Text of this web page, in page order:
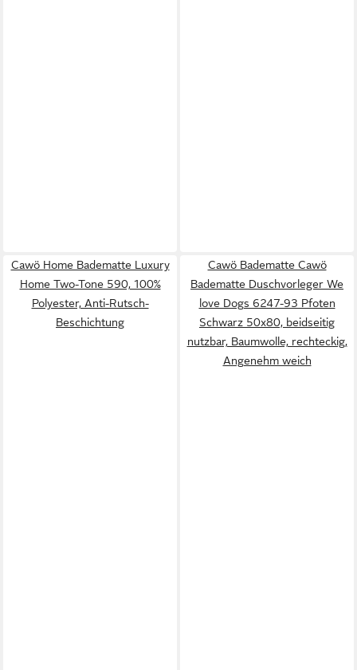
Cawö Home Badematte Luxury
Home Two-Tone 590, 100%
Polyester, Anti-Rutsch-
Beschichtung
Cawö Badematte Cawö
Badematte Duschvorleger We
love Dogs 6247-93 Pfoten
Schwarz 50x80, beidseitig
nutzbar, Baumwolle, rechteckig,
Angenehm weich